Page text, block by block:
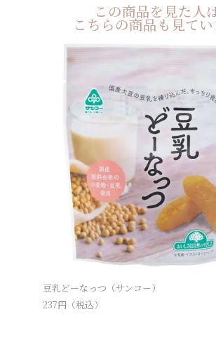
この商品を見た人
こちらの商品も見て
豆乳どーなっつ（サンコー）
237円（税込）